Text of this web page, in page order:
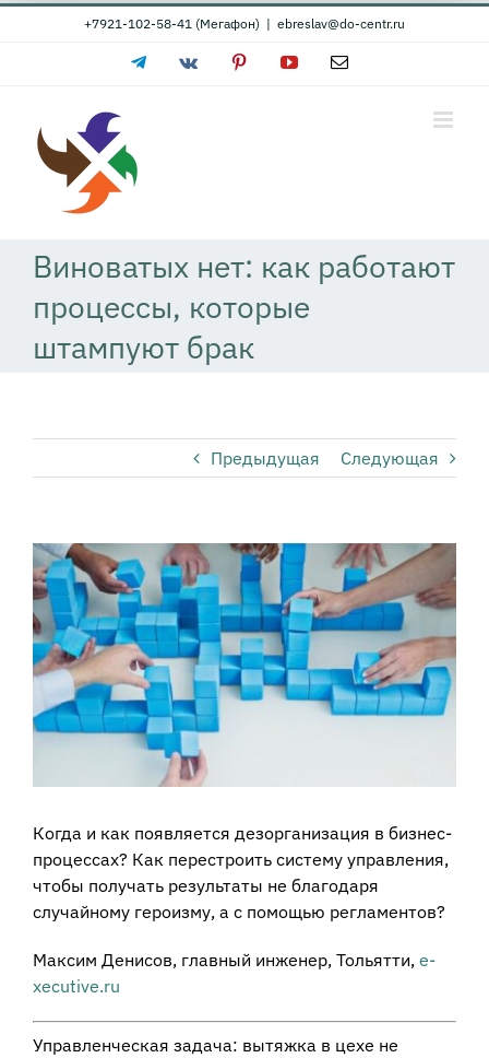
Skip
+7921-102-58-41 (Мегафон) | ebreslav@do-centr.ru
TelegramVk PinterestYouTubeEmail
Виноватых нет: как работают
процессы, которые
штампуют брак
Предыдущая Следующая
View
Larger
Image
Когда и как появляется дезорганизация в бизнес-
процессах? Как перестроить систему управления,
чтобы получать результаты не благодаря
случайному героизму, а с помощью регламентов?
Максим Денисов, главный инженер, Тольятти, e-
xecutive.ru
Управленческая задача: вытяжка в цехе не